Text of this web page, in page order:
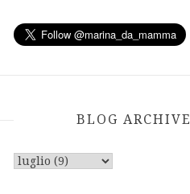
BLOG ARCHIVE